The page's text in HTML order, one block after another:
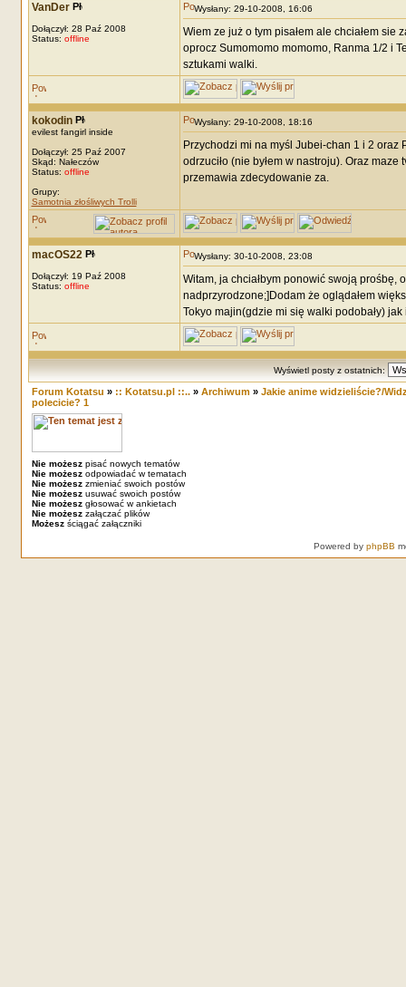
VanDer
Dołączył: 28 Paź 2008
Status: offline
Wysłany: 29-10-2008, 16:06
Wiem ze już o tym pisałem ale chciałem
oprocz Sumomomo momomo, Ranma 1/2 i
sztukami walki.
kokodin
evilest fangirl inside
Dołączył: 25 Paź 2007
Skąd: Nałeczów
Status: offline
Grupy:
Samotnia złośliwych Trolli
Wysłany: 29-10-2008, 18:16
Przychodzi mi na myśl Jubei-chan 1 i 2 oraz
odrzuciło (nie byłem w nastroju). Oraz
przemawia zdecydowanie za.
macOS22
Dołączył: 19 Paź 2008
Status: offline
Wysłany: 30-10-2008, 23:08
Witam, ja chciałbym ponowić swoją prośbę,
nadprzyrodzone;]Dodam że oglądałem
Tokyo majin(gdzie mi się walki podobały)
Wyświetl posty z ostatnich:
Forum Kotatsu » :: Kotatsu.pl ::..» Archiwum» Jakie anime widzieliście?/
polecicie? 1
Nie możeszpisać nowych tematów
Nie możeszodpowiadać w tematach
Nie możeszzmieniać swoich postów
Nie możeszusuwać swoich postów
Nie możeszgłosować w ankietach
Nie możeszzałączać plików
Możeszściągać załączniki
Powered by phpBB